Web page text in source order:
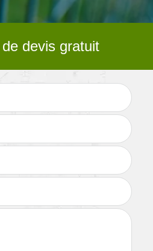
devis gratuit